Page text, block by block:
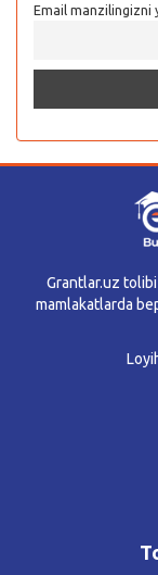
Email manzilingizni
Grantlar.uz tolibi
mamlakatlarda